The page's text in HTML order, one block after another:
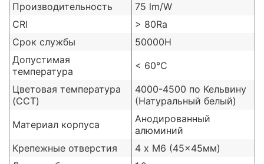
Производительность
75 lm/W
CRI
> 80Ra
Срок службы
50000H
Допустимая
температура
< 60℃
Цветовая температура
(CCT)
4000-4500 по Кельвину
(Натуральный белый)
Материал корпуса
Анодированный
алюминий
Крепежные отверстия
4 x M6 (45x45мм)